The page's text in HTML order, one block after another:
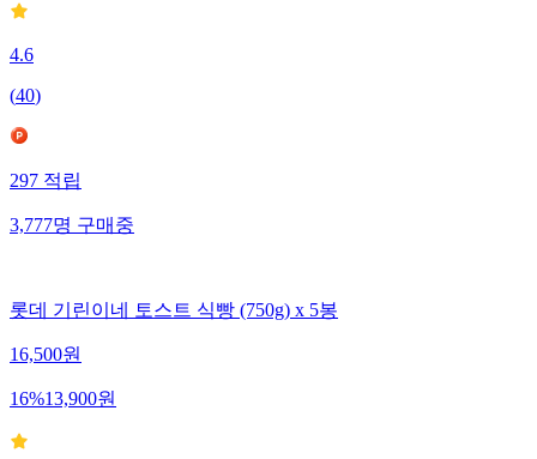
4.6
(40)
297적립
3,777명구매중
롯데 기린이네 토스트 식빵 (750g) x 5봉
16,500원
16%13,900원